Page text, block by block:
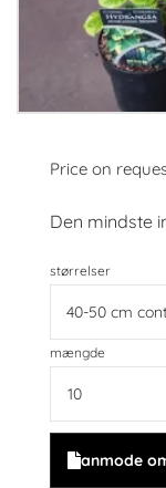
Price on
Den mindste
størrelser
mængde
anmode